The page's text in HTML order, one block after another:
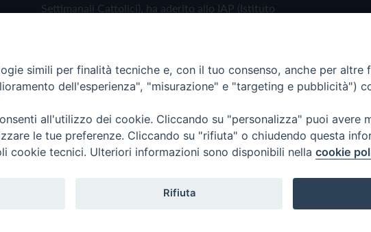
Settimanali Cattolici), ha aderito allo IAP (Istituto
Privacy Policy Cookie Policy
Trentina Editrice
simili per finalità tecniche e, con il tuo consenso, anche per altre
dell'esperienza", "misurazione" e "targeting e pubblicità")
all'utilizzo dei cookie. Cliccando su "personalizza" puoi avere
le tue preferenze. Cliccando su "rifiuta" o chiudendo questa
cookie tecnici. Ulteriori informazioni sono disponibili nella cookie
Rifiuta